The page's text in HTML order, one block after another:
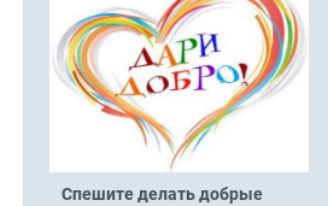
Спешите делать добрые